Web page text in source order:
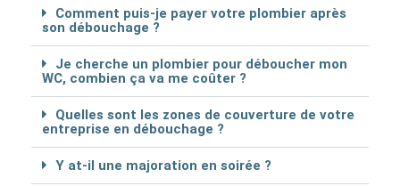
Comment puis-je payer votre plombier après
son débouchage ?
Je cherche un plombier pour déboucher mon
WC, combien ça va me coûter ?
Quelles sont les zones de couverture de votre
entreprise en débouchage ?
Y at-il une majoration en soirée ?